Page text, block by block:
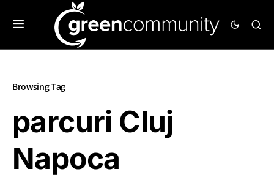
Browsing Tag
parcuri Cluj
Napoca